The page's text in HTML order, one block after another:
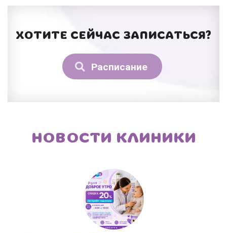
ХОТИТЕ СЕЙЧАС ЗАПИСАТЬСЯ?
Расписание
НОВОСТИ КЛИНИКИ